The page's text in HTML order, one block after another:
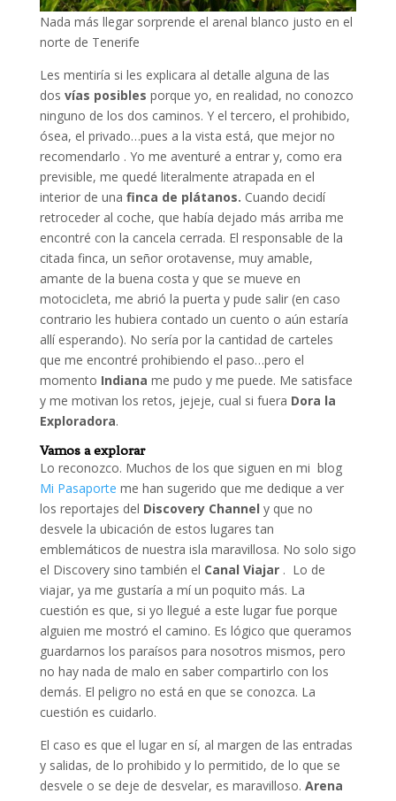
Nada más llegar sorprende el arenal blanco justo en el
norte de Tenerife
Les mentiría si les explicara al detalle alguna de las
dos vías posibles porque yo, en realidad, no conozco
ninguno de los dos caminos. Y el tercero, el prohibido,
ósea, el privado…pues a la vista está, que mejor no
recomendarlo . Yo me aventuré a entrar y, como era
previsible, me quedé literalmente atrapada en el
interior de una finca de plátanos. Cuando decidí
retroceder al coche, que había dejado más arriba me
encontré con la cancela cerrada. El responsable de la
citada finca, un señor orotavense, muy amable,
amante de la buena costa y que se mueve en
motocicleta, me abrió la puerta y pude salir (en caso
contrario les hubiera contado un cuento o aún estaría
allí esperando). No sería por la cantidad de carteles
que me encontré prohibiendo el paso…pero el
momento Indiana me pudo y me puede. Me satisface
y me motivan los retos, jejeje, cual si fuera Dora la
Exploradora.
Vamos a explorar
Lo reconozco. Muchos de los que siguen en mi blog
Mi Pasaporte me han sugerido que me dedique a ver
los reportajes del Discovery Channel y que no
desvele la ubicación de estos lugares tan
emblemáticos de nuestra isla maravillosa. No solo sigo
el Discovery sino también el Canal Viajar. Lo de
viajar, ya me gustaría a mí un poquito más. La
cuestión es que, si yo llegué a este lugar fue porque
alguien me mostró el camino. Es lógico que queramos
guardarnos los paraísos para nosotros mismos, pero
no hay nada de malo en saber compartirlo con los
demás. El peligro no está en que se conozca. La
cuestión es cuidarlo.
El caso es que el lugar en sí, al margen de las entradas
y salidas, de lo prohibido y lo permitido, de lo que se
desvele o se deje de desvelar, es maravilloso. Arena